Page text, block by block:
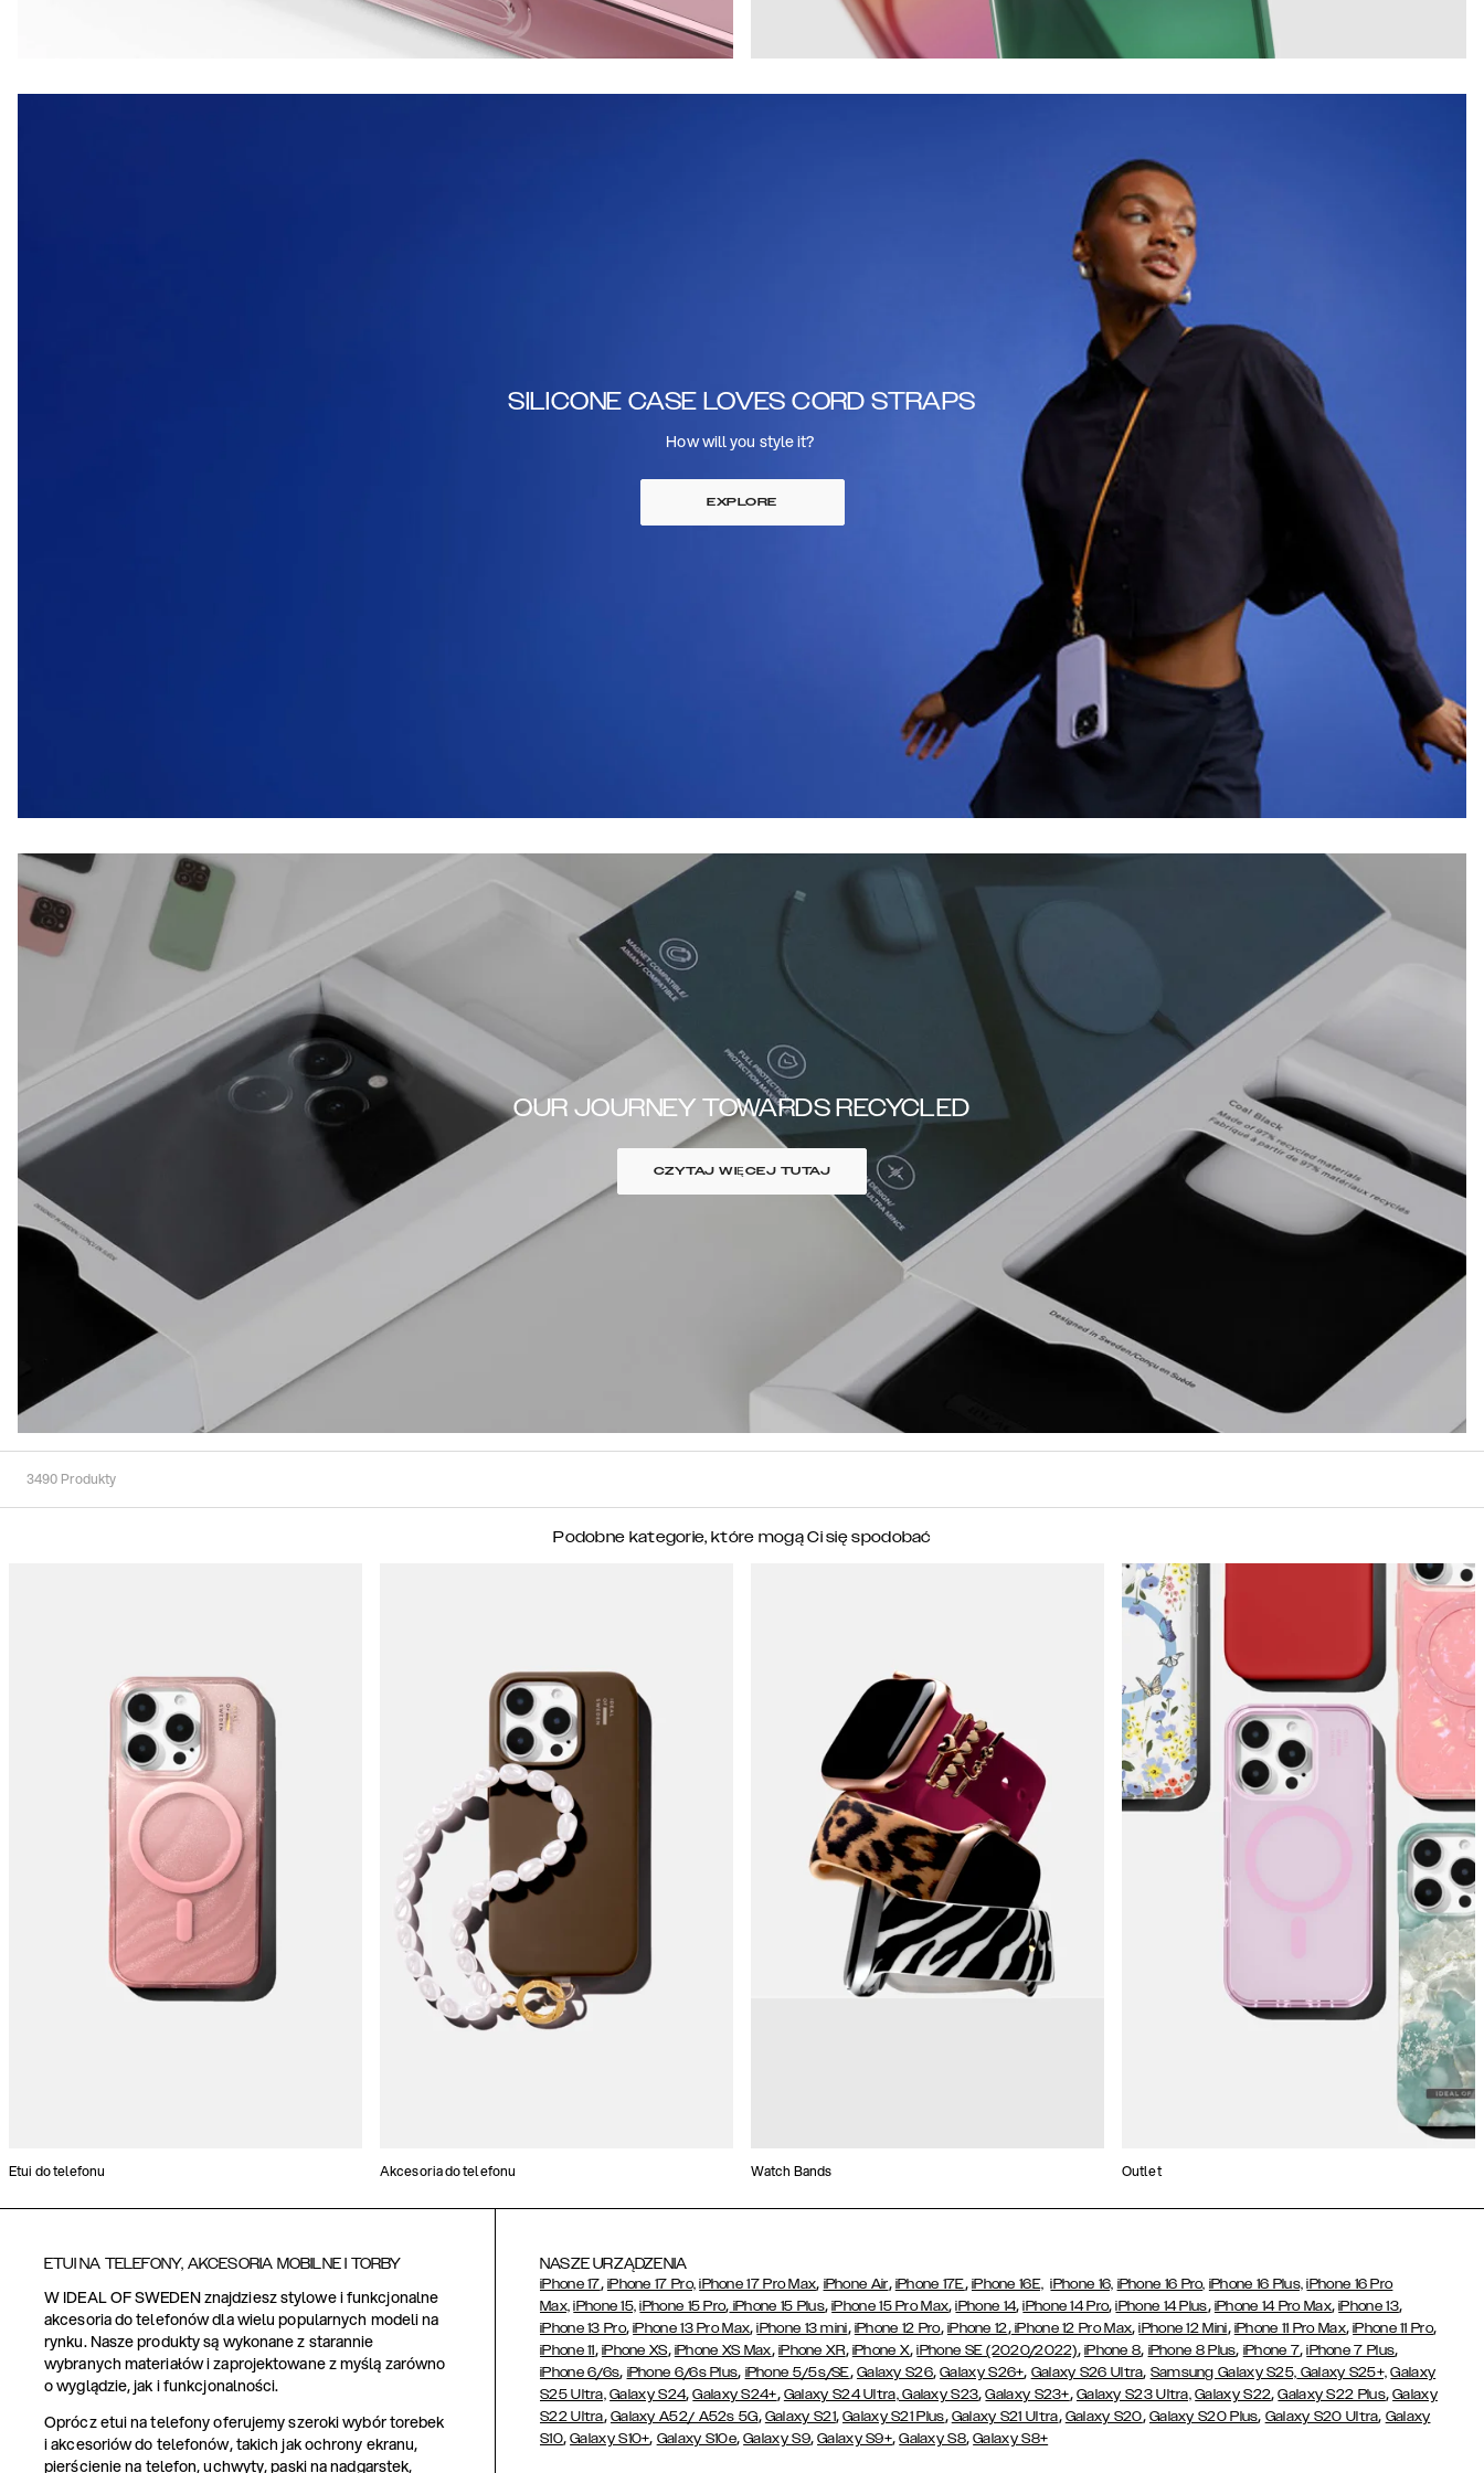
SILICONE CASE LOVES CORD STRAPS
How will you style it?
EXPLORE
OUR JOURNEY TOWARDS RECYCLED
CZYTAJ WIĘCEJ TUTAJ
3490 Produkty
Podobne kategorie, które mogą Ci się spodobać
Etui do telefonu Akcesoria do telefonu Watch Bands Outlet
ETUI NA TELEFONY, AKCESORIA MOBILNE I TORBY
W IDEAL OF SWEDEN znajdziesz stylowe i funkcjonalne
akcesoria do telefonów dla wielu popularnych modeli na
rynku. Nasze produkty są wykonane z starannie
wybranych materiałów i zaprojektowane z myślą zarówno
o wyglądzie, jak i funkcjonalności.
Oprócz etui na telefony oferujemy szeroki wybór torebek
i akcesoriów do telefonów, takich jak ochrony ekranu,
pierścienie na telefon, uchwyty, paski na nadgarstek,
NASZE URZĄDZENIA
iPhone 17, iPhone 17 Pro, iPhone 17 Pro Max, iPhone Air, iPhone 17E, iPhone 16E, iPhone 16, iPhone 16 Pro, iPhone 16 Plus, iPhone 16 Pro
Max, iPhone 15, iPhone 15 Pro, iPhone 15 Plus,iPhone 15 Pro Max,iPhone 14,iPhone 14 Pro,iPhone 14 Plus, iPhone 14 Pro Max,iPhone 13,
iPhone 13 Pro,iPhone 13 Pro Max,iPhone 13 mini, iPhone 12 Pro, iPhone 12,iPhone 12 Pro Max,iPhone 12 Mini, iPhone 11 Pro Max,iPhone 11 Pro,
iPhone 11, iPhone XS, iPhone XS Max, iPhone XR, iPhone X,iPhone SE (2020/2022), iPhone 8, iPhone 8 Plus, iPhone 7,iPhone 7 Plus,
iPhone 6/6s, iPhone 6/6s Plus, iPhone 5/5s/SE, Galaxy S26,Galaxy S26+, Galaxy S26 Ultra, Samsung Galaxy S25, Galaxy S25+, Galaxy
S25 Ultra, Galaxy S24,Galaxy S24+, Galaxy S24 Ultra,Galaxy S23,Galaxy S23+, Galaxy S23 Ultra, Galaxy S22,Galaxy S22 Plus,Galaxy
S22 Ultra, Galaxy A52/ A52s 5G, Galaxy S21,Galaxy S21 Plus, Galaxy S21 Ultra, Galaxy S20, Galaxy S20 Plus, Galaxy S20 Ultra, Galaxy
S10,Galaxy S10+, Galaxy S10e,Galaxy S9,Galaxy S9+,Galaxy S8,Galaxy S8+